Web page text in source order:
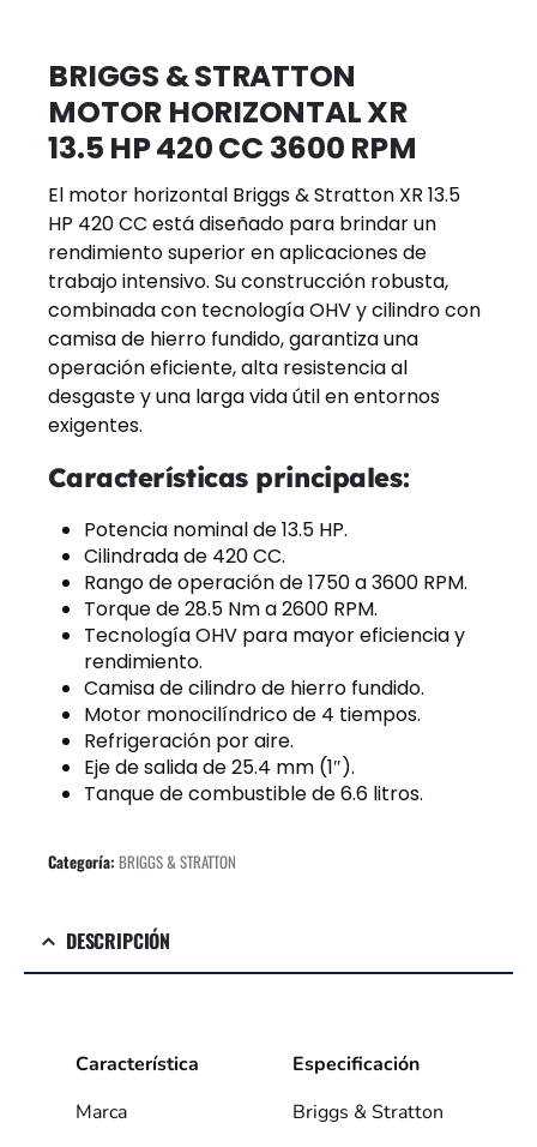
BRIGGS & STRATTON
MOTOR HORIZONTAL XR
13.5 HP 420 CC 3600 RPM
El motor horizontal Briggs & Stratton XR 13.5
HP 420 CC está diseñado para brindar un
rendimiento superior en aplicaciones de
trabajo intensivo. Su construcción robusta,
combinada con tecnología OHV y cilindro con
camisa de hierro fundido, garantiza una
operación eficiente, alta resistencia al
desgaste y una larga vida útil en entornos
exigentes.
Características principales:
Potencia nominal de 13.5 HP.
Cilindrada de 420 CC.
Rango de operación de 1750 a 3600 RPM.
Torque de 28.5 Nm a 2600 RPM.
Tecnología OHV para mayor eficiencia y
rendimiento.
Camisa de cilindro de hierro fundido.
Motor monocilíndrico de 4 tiempos.
Refrigeración por aire.
Eje de salida de 25.4 mm (1″).
Tanque de combustible de 6.6 litros.
Categoría:BRIGGS & STRATTON
DESCRIPCIÓN
Característica
Especificación
Marca
Briggs & Stratton